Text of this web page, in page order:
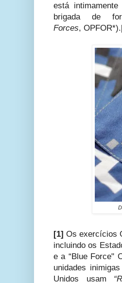
está
brigada de
Forces,
[1] Os exercícios
incluindo os
e a “Blue Force"
unidades
Unidos usam